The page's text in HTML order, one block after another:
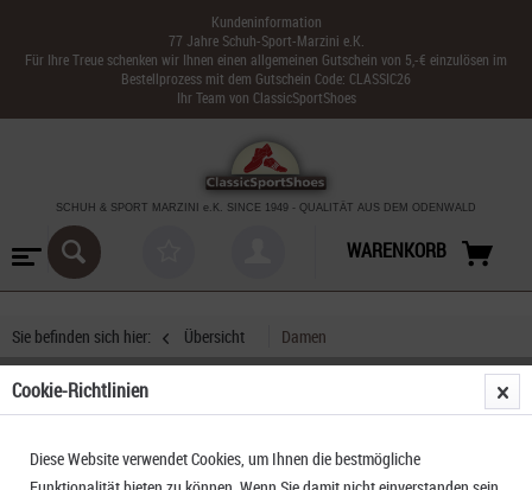
Kundeninformation
77 Jahre Schuh-Sport-Marzini e.K.
Für Ihre Treue schenken wir Ihnen einen allgemeinen Gutschein von 5,-€ einzulösen im
Bestellprozess mit dem Gutschein Code: CLASSIC26
Ihr Team von ClassicSportShoes
SCHUH & SPORT MARZINI e.K. SINCE 1949 - QUALITÄT AUS DEM ODENWALD
WARENKORB
Sie befinden sich hier: Übersicht Damen
Cookie-Richtlinien
Diese Website verwendet Cookies, um Ihnen die bestmögliche